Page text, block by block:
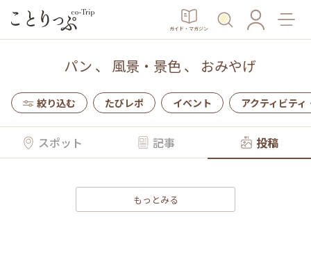
ガイド・マガジン
パン 、 風景・景色、 おみやげ
絞り込む たびレポ イベント アクティビティ
スポット 記事 投稿
もっとみる